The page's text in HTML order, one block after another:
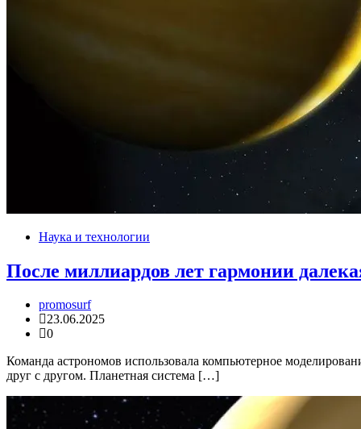
Наука и технологии
После миллиардов лет гармонии
promosurf
23.06.2025
0
Команда астрономов использовала компьютерное
друг с другом. Планетная система […]